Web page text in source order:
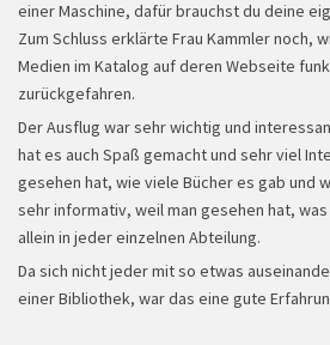
einer Maschine, dafür brauchst du deine
Zum Schluss erklärte Frau Kammler noch,
Medien im Katalog auf deren Webseite
zurückgefahren.
Der Ausflug war sehr wichtig und
hat es auch Spaß gemacht und sehr viel
gesehen hat, wie viele Bücher es gab und
sehr informativ, weil man gesehen hat,
allein in jeder einzelnen Abteilung.
Da sich nicht jeder mit so etwas
einer Bibliothek, war das eine gute